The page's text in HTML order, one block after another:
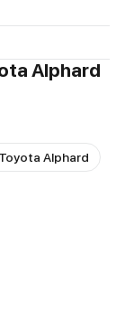
Alphard
Alphard